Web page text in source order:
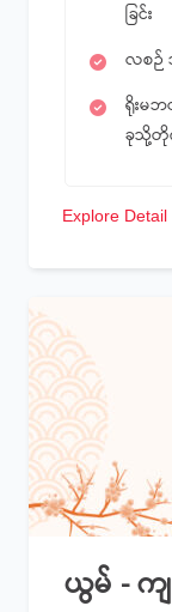
ခြင်း
လစဉ်
ရိုးမ
ခုသို့တို
Explore Detail
ယွမ် - ကျ